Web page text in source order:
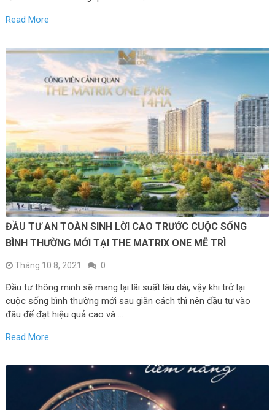
Read More
ĐẦU TƯ AN TOÀN SINH LỜI CAO TRƯỚC CUỘC SỐNG
BÌNH THƯỜNG MỚI TẠI THE MATRIX ONE MỄ TRÌ
Tháng 10 8, 2021 0
Đầu tư thông minh sẽ mang lại lãi suất lâu dài, vậy khi trở lại
cuộc sống bình thường mới sau giãn cách thì nên đầu tư vào
đâu để đạt hiệu quả cao và …
Read More